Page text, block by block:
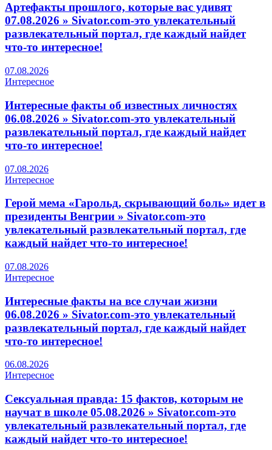
Артефакты прошлого, которые вас удивят
07.08.2026 » Sivator.com-это увлекательный
развлекательный портал, где каждый найдет
что-то интересное!
07.08.2026
Интересное
Интересные факты об известных личностях
06.08.2026 » Sivator.com-это увлекательный
развлекательный портал, где каждый найдет
что-то интересное!
07.08.2026
Интересное
Герой мема «Гарольд, скрывающий боль» идет в
президенты Венгрии » Sivator.com-это
увлекательный развлекательный портал, где
каждый найдет что-то интересное!
07.08.2026
Интересное
Интересные факты на все случаи жизни
06.08.2026 » Sivator.com-это увлекательный
развлекательный портал, где каждый найдет
что-то интересное!
06.08.2026
Интересное
Сексуальная правда: 15 фактов, которым не
научат в школе 05.08.2026 » Sivator.com-это
увлекательный развлекательный портал, где
каждый найдет что-то интересное!